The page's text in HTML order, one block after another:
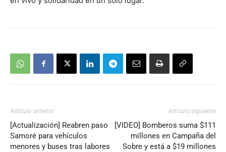
Artículo anterior
[Actualización] Reabren paso
Samoré para vehículos
menores y buses tras labores
Artículo siguiente
[VIDEO] Bomberos suma $111
millones en Campaña del
Sobre y está a $19 millones